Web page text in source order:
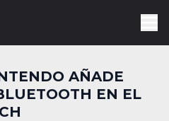
AÑADE
EN EL